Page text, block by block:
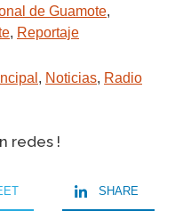
de Guamote,
, Reportaje
, Noticias, Radio
redes !
SHARE